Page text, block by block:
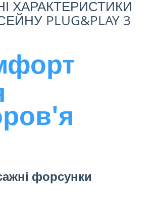
ХАРАКТЕРИСТИКИ
PLUG&PLAY 3
форсунки